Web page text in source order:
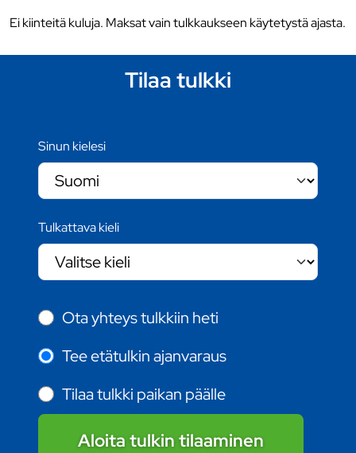
Ei kiinteitä kuluja. Maksat vain tulkkaukseen käytetystä ajasta.
Tilaa tulkki
Sinun kielesi
Tulkattava kieli
Ota yhteys tulkkiin heti
Tee etätulkin ajanvaraus
Tilaa tulkki paikan päälle
Aloita tulkin tilaaminen